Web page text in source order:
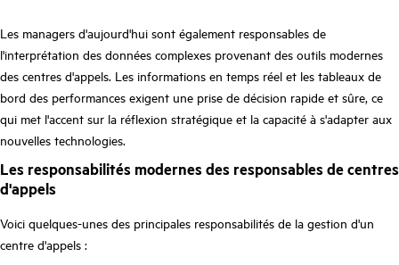
Les managers d'aujourd'hui sont également responsables de
l'interprétation des données complexes provenant des outils modernes
des centres d'appels. Les informations en temps réel et les tableaux de
bord des performances exigent une prise de décision rapide et sûre, ce
qui met l'accent sur la réflexion stratégique et la capacité à s'adapter aux
nouvelles technologies.
Les responsabilités modernes des responsables de centres
d'appels
Voici quelques-unes des principales responsabilités de la gestion d'un
centre d'appels :